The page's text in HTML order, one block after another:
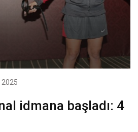
2025
idmana başladı: 4